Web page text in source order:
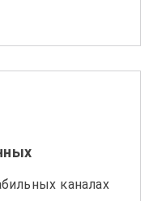
каналах